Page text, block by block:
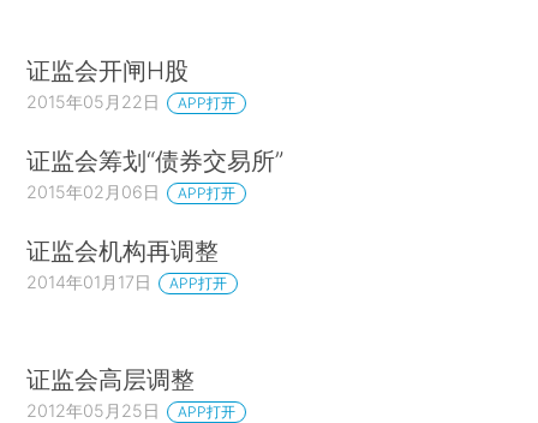
证监会开闸H股
2015年05月22日 APP打开
证监会筹划“债券交易所”
2015年02月06日 APP打开
证监会机构再调整
2014年01月17日 APP打开
证监会高层调整
2012年05月25日 APP打开